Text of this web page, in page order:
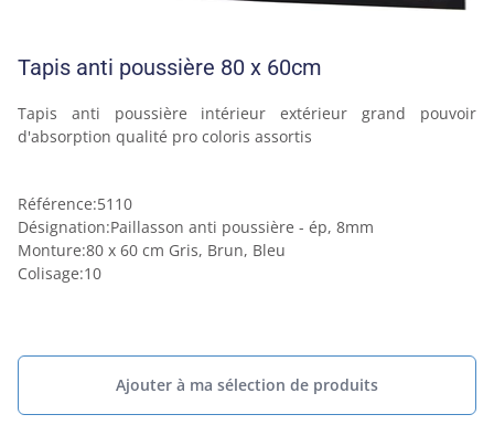
Tapis anti poussière 80 x 60cm
Tapis anti poussière intérieur extérieur grand pouvoir
d'absorption qualité pro coloris assortis
Référence:5110
Désignation:Paillasson anti poussière - ép, 8mm
Monture:80 x 60 cm Gris, Brun, Bleu
Colisage:10
Ajouter à ma sélection de produits